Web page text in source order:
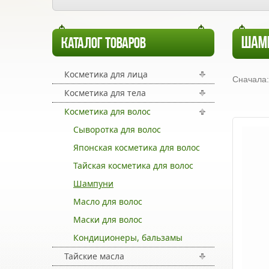
КАТАЛОГ ТОВАРОВ
Косметика для лица
Косметика для тела
Косметика для волос
Сыворотка для волос
Японская косметика для волос
Тайская косметика для волос
Шампуни
Масло для волос
Маски для волос
Кондиционеры, бальзамы
Тайские масла
Сначала: